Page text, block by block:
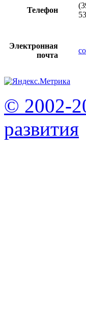
Телефон
53
Электронная
почта
© 2002-
развития